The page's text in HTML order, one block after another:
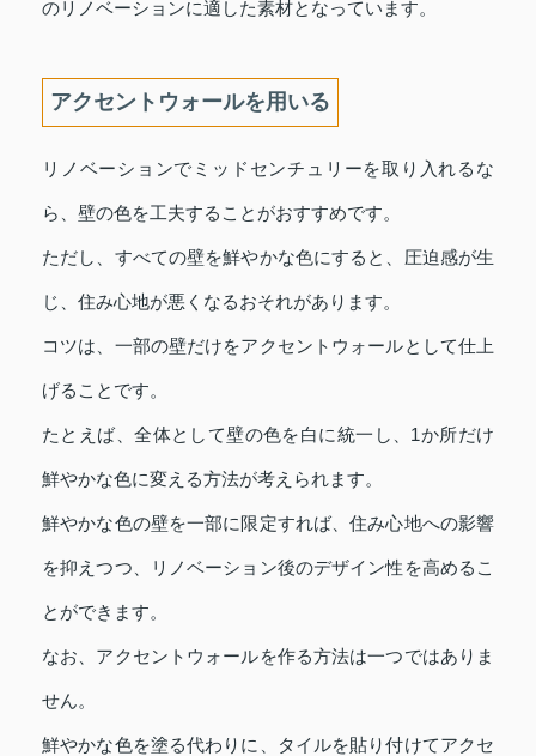
のリノベーションに適した素材となっています。
アクセントウォールを用いる
リノベーションでミッドセンチュリーを取り入れるな
ら、壁の色を工夫することがおすすめです。
ただし、すべての壁を鮮やかな色にすると、圧迫感が生
じ、住み心地が悪くなるおそれがあります。
コツは、一部の壁だけをアクセントウォールとして仕上
げることです。
たとえば、全体として壁の色を白に統一し、1か所だけ
鮮やかな色に変える方法が考えられます。
鮮やかな色の壁を一部に限定すれば、住み心地への影響
を抑えつつ、リノベーション後のデザイン性を高めるこ
とができます。
なお、アクセントウォールを作る方法は一つではありま
せん。
鮮やかな色を塗る代わりに、タイルを貼り付けてアクセ